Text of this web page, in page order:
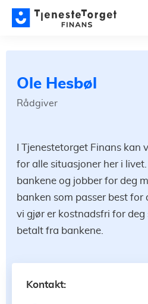
Ole Hesbøl
Rådgiver
I Tjenestetorget Finans kan
for alle situasjoner her i
bankene og jobber for deg
banken som passer best for
vi gjør er kostnadsfri for
betalt fra bankene.
Kontakt: